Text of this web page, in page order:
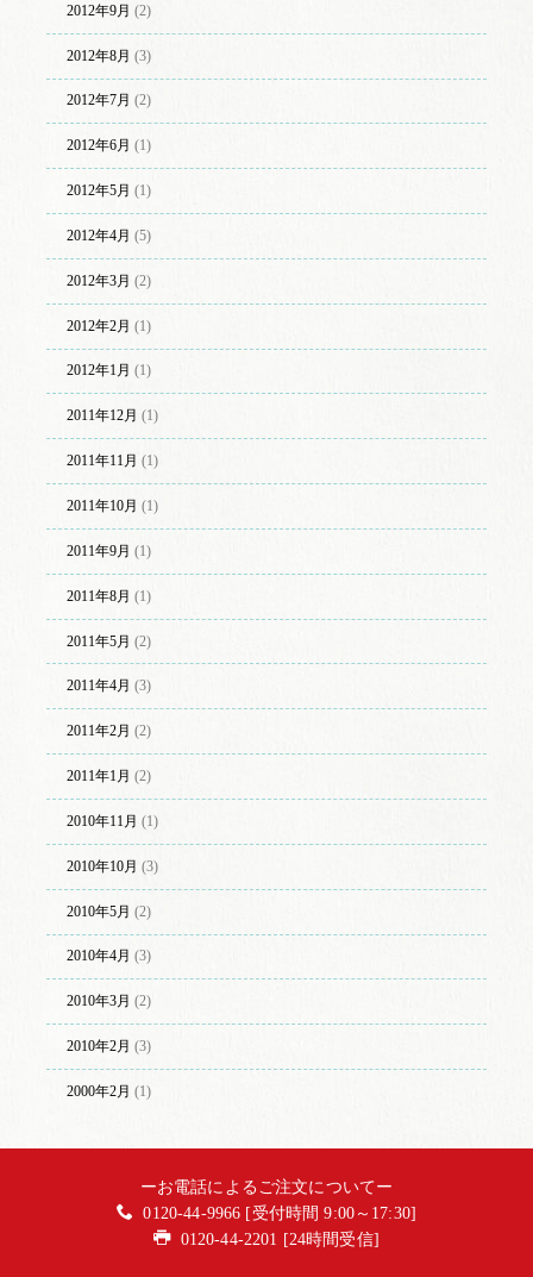
2012年9月 (2)
2012年8月 (3)
2012年7月 (2)
2012年6月 (1)
2012年5月 (1)
2012年4月 (5)
2012年3月 (2)
2012年2月 (1)
2012年1月 (1)
2011年12月 (1)
2011年11月 (1)
2011年10月 (1)
2011年9月 (1)
2011年8月 (1)
2011年5月 (2)
2011年4月 (3)
2011年2月 (2)
2011年1月 (2)
2010年11月 (1)
2010年10月 (3)
2010年5月 (2)
2010年4月 (3)
2010年3月 (2)
2010年2月 (3)
2000年2月 (1)
ーお電話によるご注文についてー
0120-44-9966 [受付時間 9:00～17:30]
0120-44-2201 [24時間受信]